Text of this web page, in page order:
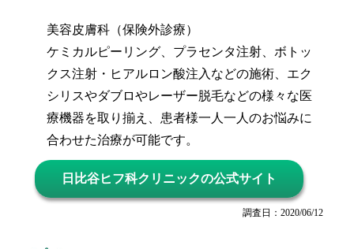
美容皮膚科（保険外診療）
ケミカルピーリング、プラセンタ注射、ボトッ
クス注射・ヒアルロン酸注入などの施術、エク
シリスやダブロやレーザー脱毛などの様々な医
療機器を取り揃え、患者様一人一人のお悩みに
合わせた治療が可能です。
日比谷ヒフ科クリニックの公式サイト
調査日：2020/06/12